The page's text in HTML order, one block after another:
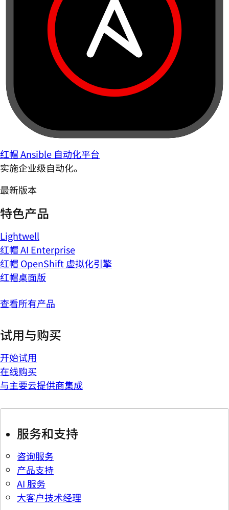
红帽 Ansible 自动化平台
实施企业级自动化。
最新版本
特色产品
Lightwell
红帽 AI Enterprise
红帽 OpenShift 虚拟化引擎
红帽桌面版
查看所有产品
试用与购买
开始试用
在线购买
与主要云提供商集成
服务和支持
咨询服务
产品支持
AI 服务
大客户技术经理